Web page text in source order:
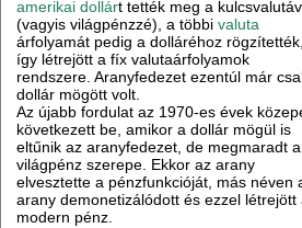
amerikai dollárt tették meg a
(vagyis világpénzzé), a többivaluta
árfolyamát pedig a dolláréhoz rögzítették,
így létrejött a fíx valutaárfolyamok
rendszere. Aranyfedezet ezentúl már
dollár mögött volt.
Az újabb fordulat az 1970-es évek
következett be, amikor a dollár mögül is
eltűnik az aranyfedezet, de megmaradt a
világpénz szerepe. Ekkor az arany
elvesztette a pénzfunkcióját, más néven
arany demonetizálódott és ezzel létrejött
modern pénz.